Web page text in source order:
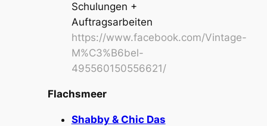
Schulungen +
Auftragsarbeiten
https://www.facebook.com/Vintage-
M%C3%B6bel-
495560150556621/
Flachsmeer
Shabby & Chic Das